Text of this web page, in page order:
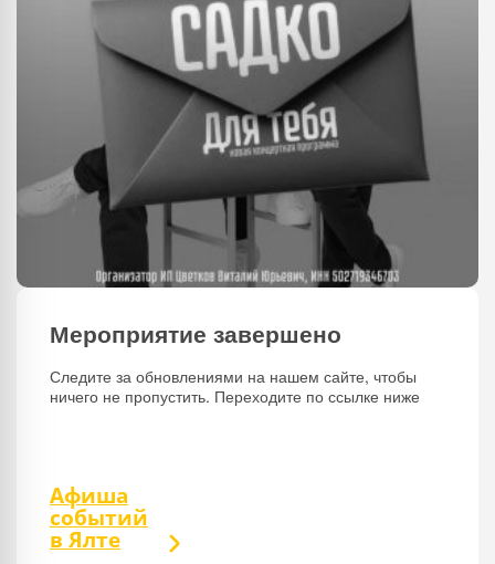
Мероприятие завершено
Следите за обновлениями на нашем сайте, чтобы
ничего не пропустить. Переходите по ссылке ниже
Афиша
событий
в Ялте